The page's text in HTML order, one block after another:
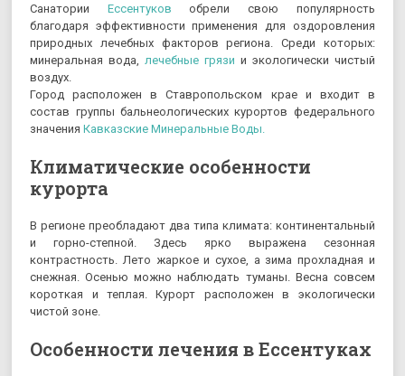
Санатории Ессентуков обрели свою популярность
благодаря эффективности применения для оздоровления
природных лечебных факторов региона. Среди которых:
минеральная вода, лечебные грязи и экологически чистый
воздух.
Город расположен в Ставропольском крае и входит в
состав группы бальнеологических курортов федерального
значенияКавказские Минеральные Воды.
Климатические особенности
курорта
В регионе преобладают два типа климата: континентальный
и горно-степной. Здесь ярко выражена сезонная
контрастность. Лето жаркое и сухое, а зима прохладная и
снежная. Осенью можно наблюдать туманы. Весна совсем
короткая и теплая. Курорт расположен в экологически
чистой зоне.
Особенности лечения в Ессентуках